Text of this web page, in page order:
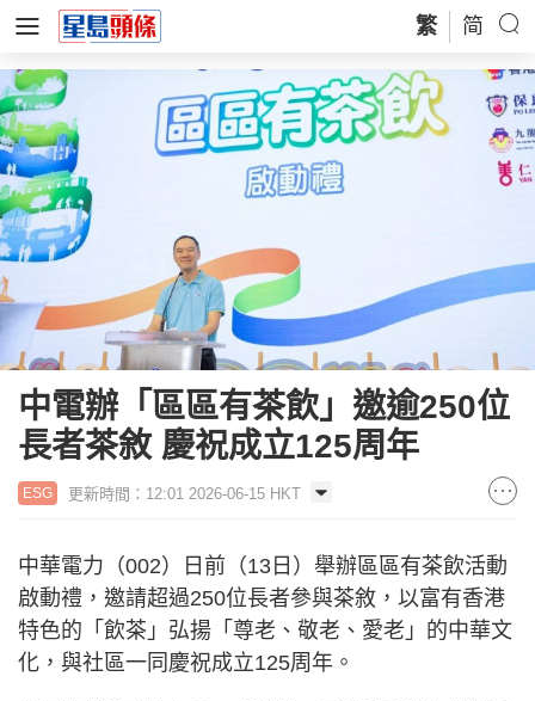
繁 简
中電辦「區區有茶飲」邀逾250位
長者茶敘 慶祝成立125周年
ESG 更新時間：12:01 2026-06-15 HKT
中華電力（002）日前（13日）舉辦區區有茶飲活動
啟動禮，邀請超過250位長者參與茶敘，以富有香港
特色的「飲茶」弘揚「尊老、敬老、愛老」的中華文
化，與社區一同慶祝成立125周年。